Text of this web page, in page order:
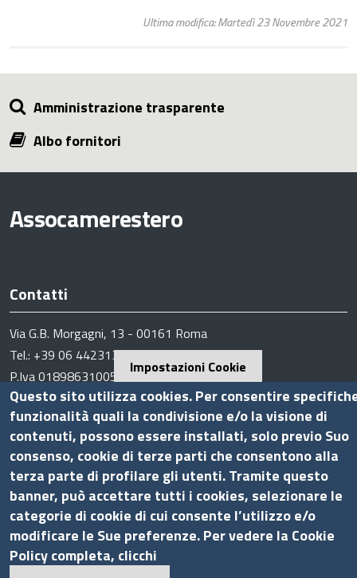
Ultima modifica: Martedì 23 Novembre 2021
Amministrazione trasparente
Albo fornitori
Assocamerestero
Contatti
Via G.B. Morgagni, 13 - 00161 Roma
Tel.: +39 06 44231314
P.Iva 01898631005
C.F. 07888290587
Pecinfo.assocamerestero@legalmail.it
info@assocamerestero.it
dpo@assocamerestero.it
Seguici su
Impostazioni Cookie
Questo sito utilizza cookies. Per consentire
funzionalità quali la condivisione e/o la visione di
contenuti, possono essere installati, solo previo Suo
consenso, cookie di terze parti che consentono alla
terza parte di profilare gli utenti. Tramite questo
banner, può accettare tutti i cookies, selezionare le
categorie di cookie di cui consente l’utilizzo e/o
modificare le Sue preferenze. Per vedere la Cookie
Policy completa, clicchi